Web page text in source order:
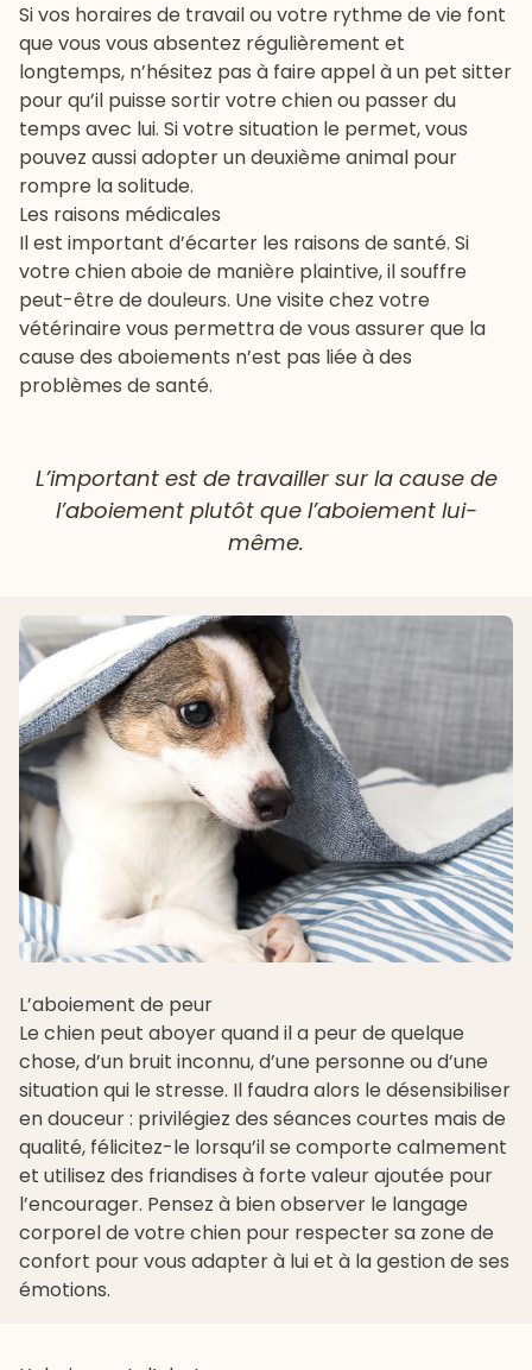
Si vos horaires de travail ou votre rythme de vie font
que vous vous absentez régulièrement et
longtemps, n’hésitez pas à faire appel à un pet sitter
pour qu’il puisse sortir votre chien ou passer du
temps avec lui. Si votre situation le permet, vous
pouvez aussi adopter un deuxième animal pour
rompre la solitude.
Les raisons médicales
Il est important d’écarter les raisons de santé. Si
votre chien aboie de manière plaintive, il souffre
peut-être de douleurs. Une visite chez votre
vétérinaire vous permettra de vous assurer que la
cause des aboiements n’est pas liée à des
problèmes de santé.
L’important est de travailler sur la cause de
l’aboiement plutôt que l’aboiement lui-
même.
L’aboiement de peur
Le chien peut aboyer quand il a peur de quelque
chose, d’un bruit inconnu, d’une personne ou d’une
situation qui le stresse. Il faudra alors le désensibiliser
en douceur : privilégiez des séances courtes mais de
qualité, félicitez-le lorsqu’il se comporte calmement
et utilisez des friandises à forte valeur ajoutée pour
l’encourager. Pensez à bien observer le langage
corporel de votre chien pour respecter sa zone de
confort pour vous adapter à lui et à la gestion de ses
émotions.